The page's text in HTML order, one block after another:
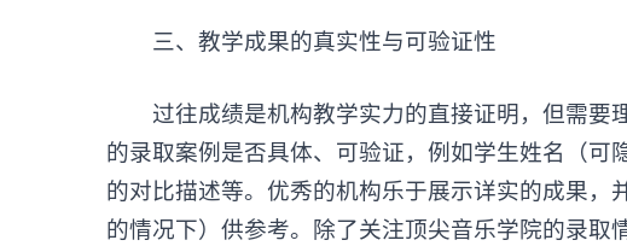
三、教学成果的真实性与可验证性
过往成绩是机构教学实力的直接证明，但需要
的录取案例是否具体、可验证，例如学生姓名（
的对比描述等。优秀的机构乐于展示详实的成果
的情况下）供参考。除了关注顶尖音乐学院的录